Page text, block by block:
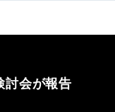
会が報告